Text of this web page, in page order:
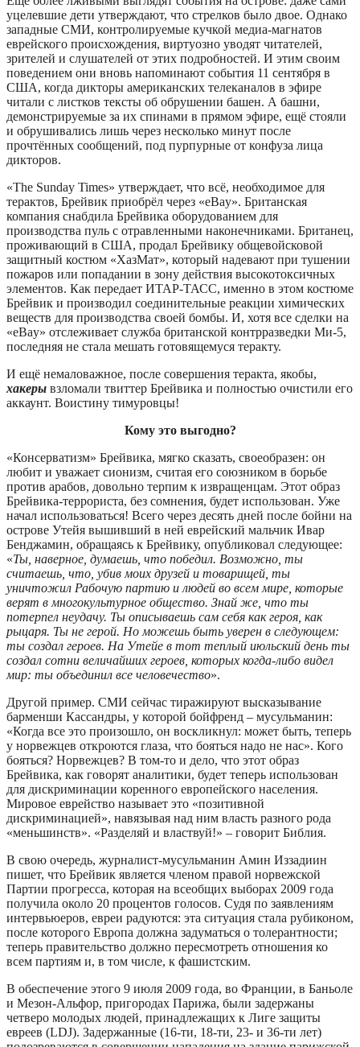
уцелевшие дети утверждают, что стрелков было двое. Однако
западные СМИ, контролируемые кучкой медиа-магнатов
еврейского происхождения, виртуозно уводят читателей,
зрителей и слушателей от этих подробностей. И этим своим
поведением они вновь напоминают события 11 сентября в
США, когда дикторы американских телеканалов в эфире
читали с листков тексты об обрушении башен. А башни,
демонстрируемые за их спинами в прямом эфире, ещё стояли
и обрушивались лишь через несколько минут после
прочтённых сообщений, под пурпурные от конфуза лица
дикторов.
«The Sunday Times» утверждает, что всё, необходимое для
терактов, Брейвик приобрёл через «eBay». Британская
компания снабдила Брейвика оборудованием для
производства пуль с отравленными наконечниками. Британец,
проживающий в США, продал Брейвику общевойсковой
защитный костюм «ХазМат», который надевают при тушении
пожаров или попадании в зону действия высокотоксичных
элементов. Как передает ИТАР-ТАСС, именно в этом костюме
Брейвик и производил соединительные реакции химических
веществ для производства своей бомбы. И, хотя все сделки на
«eBay» отслеживает служба британской контрразведки Ми-5,
последняя не стала мешать готовящемуся теракту.
И ещё немаловажное, после совершения теракта, якобы,
хакеры взломали твиттер Брейвика и полностью очистили его
аккаунт. Воистину тимуровцы!
Кому это выгодно?
«Консерватизм» Брейвика, мягко сказать, своеобразен: он
любит и уважает сионизм, считая его союзником в борьбе
против арабов, довольно терпим к извращенцам. Этот образ
Брейвика-террориста, без сомнения, будет использован. Уже
начал использоваться! Всего через десять дней после бойни на
острове Утейя вышивший в ней еврейский мальчик Ивар
Бенджамин, обращаясь к Брейвику, опубликовал следующее:
«Ты, наверное, думаешь, что победил. Возможно, ты
считаешь, что, убив моих друзей и товарищей, ты
уничтожил Рабочую партию и людей во всем мире, которые
верят в многокультурное общество. Знай же, что ты
потерпел неудачу. Ты описываешь сам себя как героя, как
рыцаря. Ты не герой. Но можешь быть уверен в следующем:
ты создал героев. На Утейе в тот теплый июльский день ты
создал сотни величайших героев, которых когда-либо видел
мир: ты объединил все человечество».
Другой пример. СМИ сейчас тиражируют высказывание
барменши Кассандры, у которой бойфренд – мусульманин:
«Когда все это произошло, он воскликнул: может быть, теперь
у норвежцев откроются глаза, что бояться надо не нас». Кого
бояться? Норвежцев? В том-то и дело, что этот образ
Брейвика, как говорят аналитики, будет теперь использован
для дискриминации коренного европейского населения.
Мировое еврейство называет это «позитивной
дискриминацией», навязывая над ним власть разного рода
«меньшинств». «Разделяй и властвуй!» – говорит Библия.
В свою очередь, журналист-мусульманин Амин Иззадиин
пишет, что Брейвик является членом правой норвежской
Партии прогресса, которая на всеобщих выборах 2009 года
получила около 20 процентов голосов. Судя по заявлениям
интервьюеров, евреи радуются: эта ситуация стала рубиконом,
после которого Европа должна задуматься о толерантности;
теперь правительство должно пересмотреть отношения ко
всем партиям и, в том числе, к фашистским.
В обеспечение этого 9 июля 2009 года, во Франции, в Баньоле
и Мезон-Альфор, пригородах Парижа, были задержаны
четверо молодых людей, принадлежащих к Лиге защиты
евреев (LDJ). Задержанные (16-ти, 18-ти, 23- и 36-ти лет)